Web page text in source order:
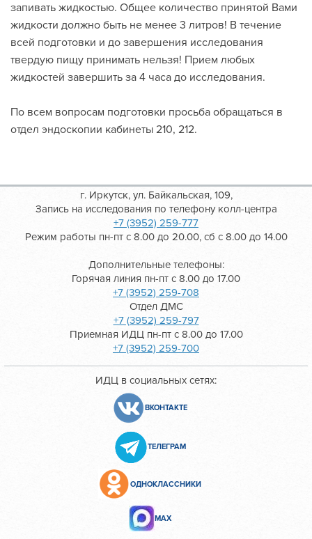
запивать жидкостью. Общее количество принятой Вами
жидкости должно быть не менее 3 литров! В течение
всей подготовки и до завершения исследования
твердую пищу принимать нельзя! Прием любых
жидкостей завершить за 4 часа до исследования.
По всем вопросам подготовки просьба обращаться в
отдел эндоскопии кабинеты 210, 212.
г. Иркутск, ул. Байкальская, 109,
Запись на исследования по телефону колл-центра
+7 (3952) 259-777
Режим работы пн-пт с 8.00 до 20.00, сб с 8.00 до 14.00
Дополнительные телефоны:
Горячая линия пн-пт с 8.00 до 17.00
+7 (3952) 259-708
Отдел ДМС
+7 (3952) 259-797
Приемная ИДЦ пн-пт с 8.00 до 17.00
+7 (3952) 259-700
ИДЦ в социальных сетях:
ВКОНТАКТЕ
ТЕЛЕГРАМ
ОДНОКЛАССНИКИ
МАХ